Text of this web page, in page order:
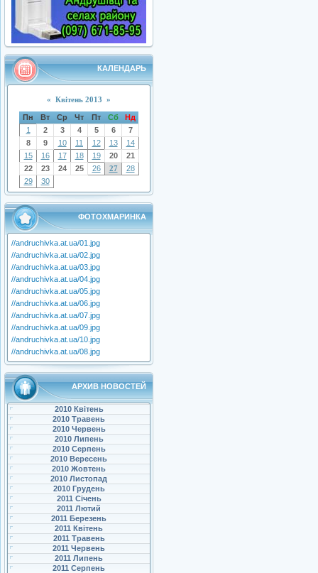
КАЛЕНДАРЬ
« Квітень 2013 »
Пн Вт Ср Чт Пт Сб
Нд
1
2 3 4 5 6
7
8
9 10 11 12 13
14
15
16 17 18 19 20
21
22
23 24 25 26 27
28
29
30
ФОТОХМАРИНКА
//andruchivka.at.ua/01.jpg
//andruchivka.at.ua/02.jpg
//andruchivka.at.ua/03.jpg
//andruchivka.at.ua/04.jpg
//andruchivka.at.ua/05.jpg
//andruchivka.at.ua/06.jpg
//andruchivka.at.ua/07.jpg
//andruchivka.at.ua/09.jpg
//andruchivka.at.ua/10.jpg
//andruchivka.at.ua/08.jpg
АРХИВ НОВОСТЕЙ
2010 Квітень
2010 Травень
2010 Червень
2010 Липень
2010 Серпень
2010 Вересень
2010 Жовтень
2010 Листопад
2010 Грудень
2011 Січень
2011 Лютий
2011 Березень
2011 Квітень
2011 Травень
2011 Червень
2011 Липень
2011 Серпень